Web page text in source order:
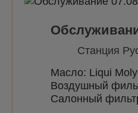
Станция
Масло: Liqui Moly
Воздушный
Салонный